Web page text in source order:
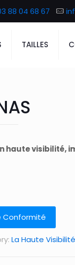
88 04 68 67
TAILLES
haute visibilité,
Conformité
La Haute Visibilité